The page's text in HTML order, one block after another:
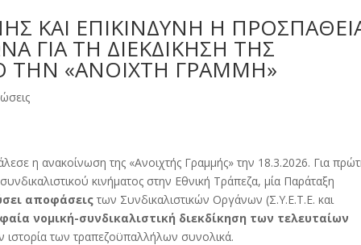
ΚΑΙ ΕΠΙΚΙΝΔΥΝΗ Η
ΓΙΑ ΤΗ ΔΙΕΚΔΙΚΗΣΗ ΤΗΣ
ΤΗΝ «ΑΝΟΙΧΤΗ ΓΡΑΜΜΗ»
η ανακοίνωση της «Ανοιχτής Γραμμής» την 18.3.2026. Για
κινήματος στην Εθνική Τράπεζα, μία Παράταξη
αποφάσειςτων Συνδικαλιστικών Οργάνων (Σ.Υ.Ε.Τ.Ε. και
νομική-συνδικαλιστική διεκδίκηση των τελευταίων
ιστορία των τραπεζοϋπαλλήλων συνολικά.